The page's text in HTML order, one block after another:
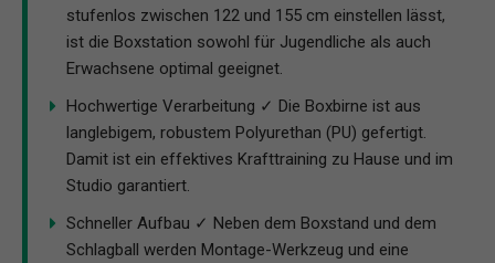
stufenlos zwischen 122 und 155 cm einstellen lässt,
ist die Boxstation sowohl für Jugendliche als auch
Erwachsene optimal geeignet.
Hochwertige Verarbeitung ✓ Die Boxbirne ist aus
langlebigem, robustem Polyurethan (PU) gefertigt.
Damit ist ein effektives Krafttraining zu Hause und im
Studio garantiert.
Schneller Aufbau ✓ Neben dem Boxstand und dem
Schlagball werden Montage-Werkzeug und eine